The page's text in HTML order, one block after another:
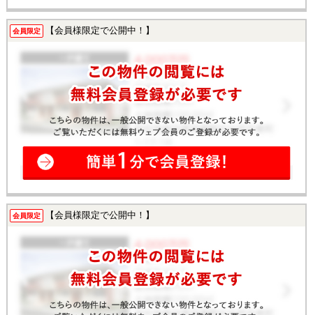
会員限定 【会員様限定で公開中！】
会員限定 【会員様限定で公開中！】